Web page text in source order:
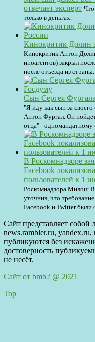
отвечает эксперт
только в деньгах.
Кинокритик Долин
Кинокритик Антон
иноагентов) закрыл
после отъезда из
Сын Сергея
"Я иду как сын за
Антон Фургал. Он
отца" -
В Роскомнадзоре
Facebook
пользователей к 1
Роскомнадзора Милош
уточнив, что
Facebook и Twitter
Сайт представляет собой
news.rambler.ru,
публикуются без
достоверность
не несёт.
Сайт от bmb2 @ 2021
Top